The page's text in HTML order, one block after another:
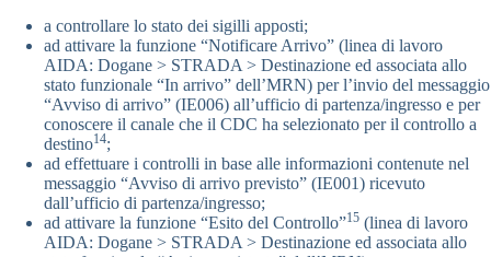
a controllare lo stato dei sigilli apposti;
ad attivare la funzione “Notificare Arrivo” (linea di lavoro
AIDA: Dogane > STRADA > Destinazione ed associata allo
stato funzionale “In arrivo” dell’MRN) per l’invio del messaggio
“Avviso di arrivo” (IE006) all’ufficio di partenza/ingresso e per
conoscere il canale che il CDC ha selezionato per il controllo a
destino14;
ad effettuare i controlli in base alle informazioni contenute nel
messaggio “Avviso di arrivo previsto” (IE001) ricevuto
dall’ufficio di partenza/ingresso;
ad attivare la funzione “Esito del Controllo”15 (linea di lavoro
AIDA: Dogane > STRADA > Destinazione ed associata allo